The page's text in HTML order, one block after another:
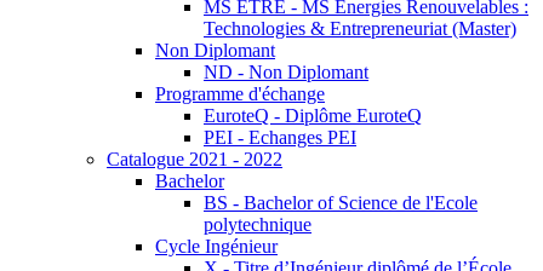
MS ETRE - MS Energies Renouvelables :
Technologies & Entrepreneuriat (Master)
Non Diplomant
ND - Non Diplomant
Programme d'échange
EuroteQ - Diplôme EuroteQ
PEI - Echanges PEI
Catalogue 2021 - 2022
Bachelor
BS - Bachelor of Science de l'Ecole
polytechnique
Cycle Ingénieur